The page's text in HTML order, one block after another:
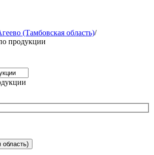
(Тамбовская область)/
продукции
область)